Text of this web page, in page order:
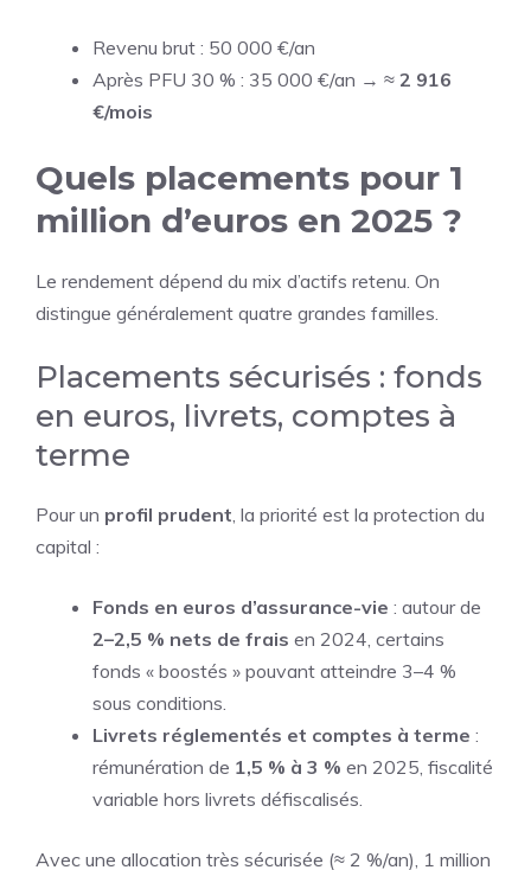
Revenu brut : 50 000 €/an
Après PFU 30 % : 35 000 €/an → ≈ 2 916
€/mois
Quels placements pour 1
million d’euros en 2025 ?
Le rendement dépend du mix d’actifs retenu. On
distingue généralement quatre grandes familles.
Placements sécurisés : fonds
en euros, livrets, comptes à
terme
Pour un profil prudent, la priorité est la protection du
capital :
Fonds en euros d’assurance-vie : autour de
2–2,5 % nets de frais en 2024, certains
fonds « boostés » pouvant atteindre 3–4 %
sous conditions.
Livrets réglementés et comptes à terme :
rémunération de 1,5 % à 3 % en 2025, fiscalité
variable hors livrets défiscalisés.
Avec une allocation très sécurisée (≈ 2 %/an), 1 million